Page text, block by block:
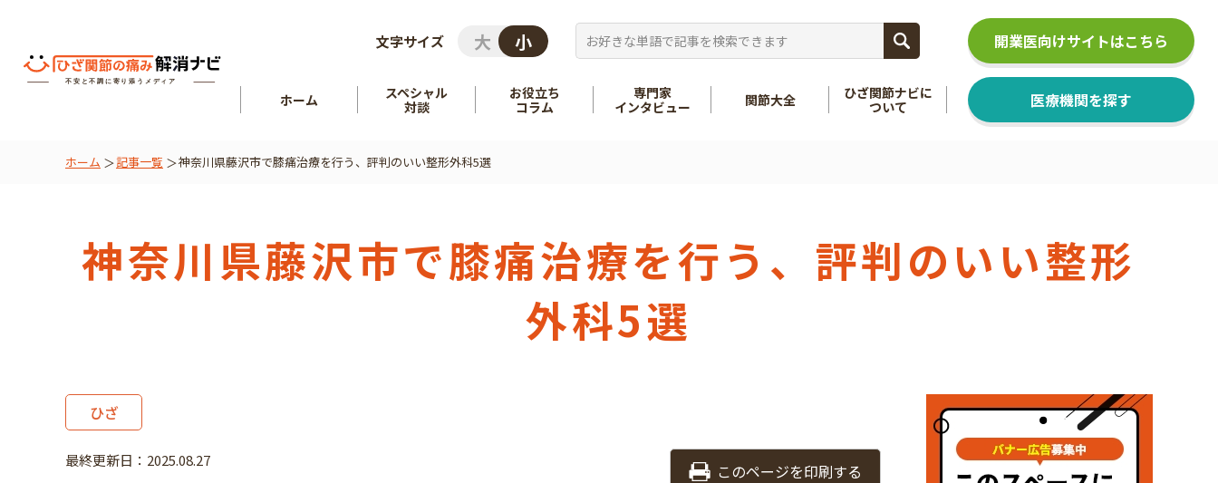
文字サイズ
ホーム
スペシャル
対談
お役立ち
コラム
専門家
インタビュー
関節大全
ひざ関節ナビに
ついて
医療機関を探す
開業医向けサイトはこちら
ホーム 記事一覧 神奈川県藤沢市で膝痛治療を行う、評判のいい整形外科5選
神奈川県藤沢市で膝痛治療を行う、評判のいい整形
外科5選
ひざ
最終更新日：2025.08.27
このページを印刷する